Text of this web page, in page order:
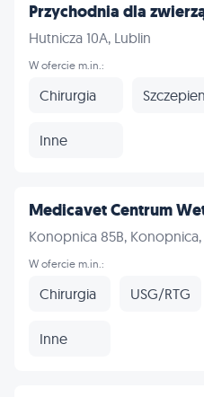
Przychodnia dla
Hutnicza 10A, Lublin
W ofercie m.in.:
Chirurgia
Inne
Medicavet Centrum
Konopnica 85B,
W ofercie m.in.:
Chirurgia USG/RTG
Inne